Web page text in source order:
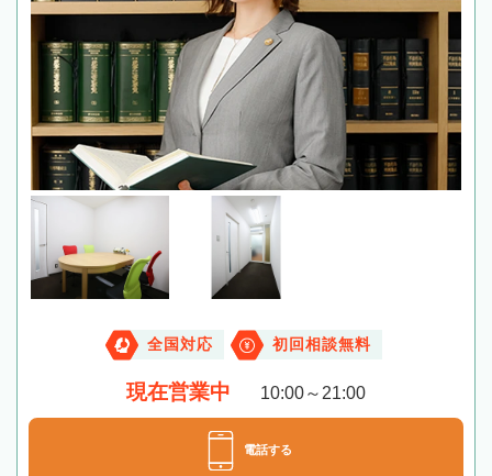
全国対応 初回相談無料
現在営業中 10:00～21:00
電話する